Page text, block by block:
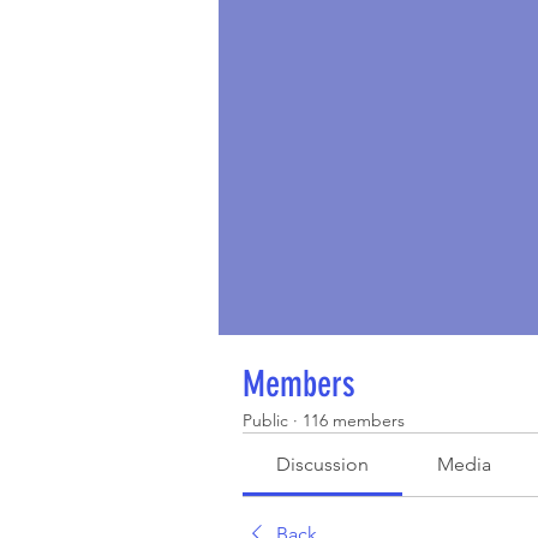
Members
Public · 116 members
Discussion Media